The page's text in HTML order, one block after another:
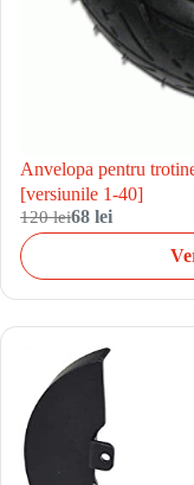
Anvelopa pentru
[versiunile 1-40]
120 lei68 lei